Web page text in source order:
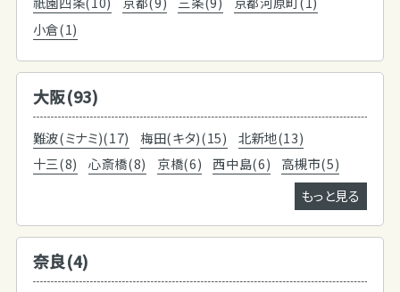
小倉(1)
大阪(93)
難波(ミナミ)(17) 梅田(キタ)(15)
北新地(13)
十三(8)
心斎橋(8) 京橋(6) 西中島(6)
高槻市(5)
もっと見る
奈良(4)